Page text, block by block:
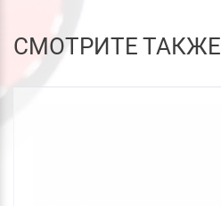
СМОТРИТЕ ТАКЖЕ